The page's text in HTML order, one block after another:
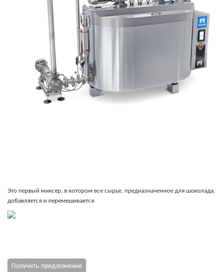
Это первый миксер, в котором все сырье, предназначенное для шоколада,
добавляется и перемешивается
Получить предложение